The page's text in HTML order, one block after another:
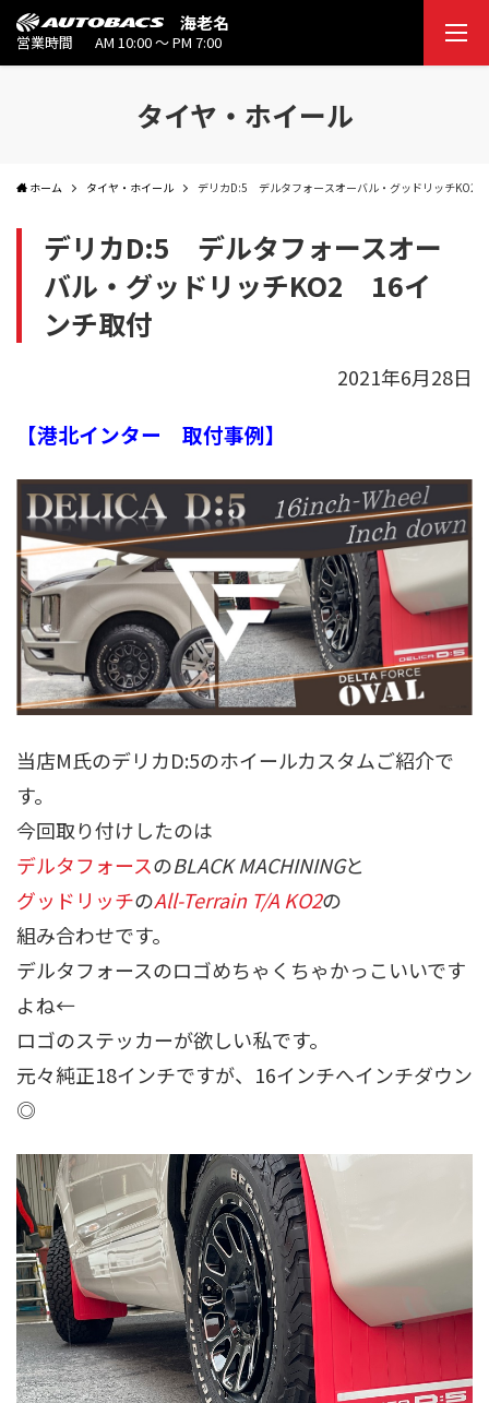
海老名
営業時間 AM 10:00 ～ PM 7:00
タイヤ・ホイール
ホーム タイヤ・ホイール デリカD:5 デルタフォースオーバル・グッドリッチKO2
デリカD:5 デルタフォースオー
バル・グッドリッチKO2 16イ
ンチ取付
2021年6月28日
【港北インター 取付事例】
当店M氏のデリカD:5のホイールカスタムご紹介で
す。
今回取り付けしたのは
デルタフォースのBLACK MACHININGと
グッドリッチのAll-Terrain T/A KO2の
組み合わせです。
デルタフォースのロゴめちゃくちゃかっこいいです
よね←
ロゴのステッカーが欲しい私です。
元々純正18インチですが、16インチへインチダウン
◎